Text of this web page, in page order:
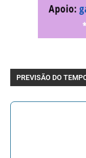
PREVISÃO DO